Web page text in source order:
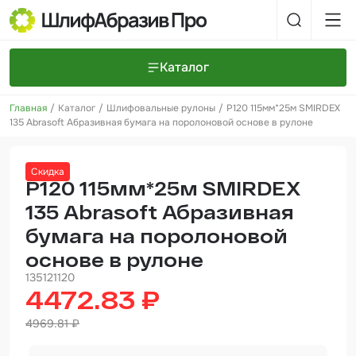
Каталог
Доставка и оплата
Шлифовальные круги и полоски
Полировальные круги и пасты
Нетканые абразивные материалы
Инструменты
Отвердители
Главная Каталог Шлифовальные рулоны
P120 115мм*25м SMIRDEX
135 Abrasoft Абразивная бумага на поролоновой основе в рулоне
Скидка
P120 115мм*25м SMIRDEX
135 Abrasoft Абразивная
бумага на поролоновой
основе в рулоне
135121120
4472.83 ₽
4969.81 ₽